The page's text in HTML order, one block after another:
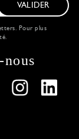
VALIDER
Pour plus
.